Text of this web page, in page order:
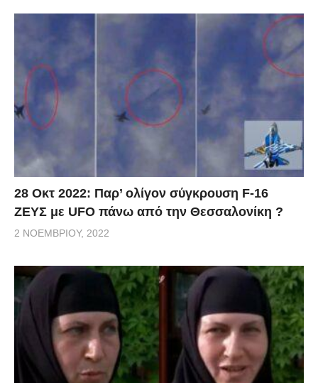
28 Οκτ 2022: Παρ’ ολίγον σύγκρουση F-16
ΖΕΥΣ με UFO πάνω από την Θεσσαλονίκη ?
2 ΝΟΕΜΒΡΊΟΥ, 2022